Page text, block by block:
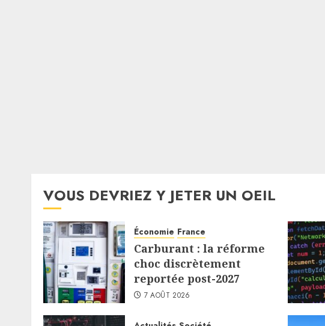
VOUS DEVRIEZ Y JETER UN OEIL
Économie France
Carburant : la réforme
choc discrètement
reportée post-2027
7 AOÛT 2026